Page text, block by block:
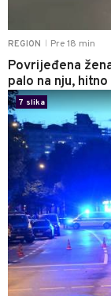
REGION Pre 18 min
Povrijeđena
palo na nju,
7 slika